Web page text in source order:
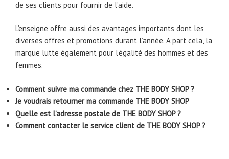
de ses clients pour fournir de l’aide.
L’enseigne offre aussi des avantages importants dont les
diverses offres et promotions durant l’année. A part cela, la
marque lutte également pour l’égalité des hommes et des
femmes.
Comment suivre ma commande chez THE BODY SHOP ?
Je voudrais retourner ma commande THE BODY SHOP
Quelle est l’adresse postale de THE BODY SHOP ?
Comment contacter le service client de THE BODY SHOP ?